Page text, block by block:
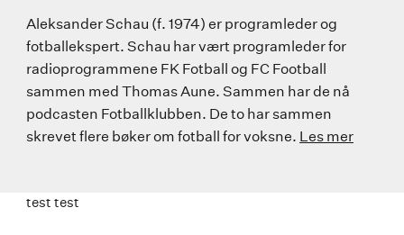
Aleksander Schau (f. 1974) er programleder og
fotballekspert. Schau har vært programleder for
radioprogrammene FK Fotball og FC Football
sammen med Thomas Aune. Sammen har de nå
podcasten Fotballklubben. De to har sammen
skrevet flere bøker om fotball for voksne. Les mer
test test